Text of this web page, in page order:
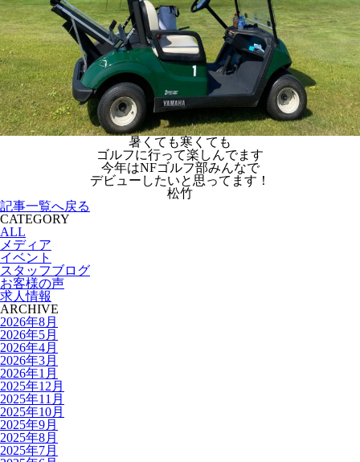
暑くても寒くても
ゴルフに行って楽しんでます
今年はNFゴルフ部みんなで
デビューしたいと思ってます！
松竹
記事一覧へ戻る
CATEGORY
ALL
メディア
イベント
スタッフブログ
お客様の声
求人情報
ARCHIVE
2026年8月
2026年5月
2026年4月
2026年3月
2026年1月
2025年12月
2025年11月
2025年10月
2025年9月
2025年8月
2025年7月